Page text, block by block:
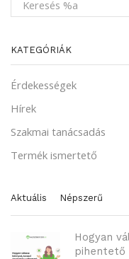
KATEGÓRIÁK
Érdekességek
Hírek
Szakmai tanácsadás
Termék ismertető
Aktuális Népszerű
Hogyan
pihentető